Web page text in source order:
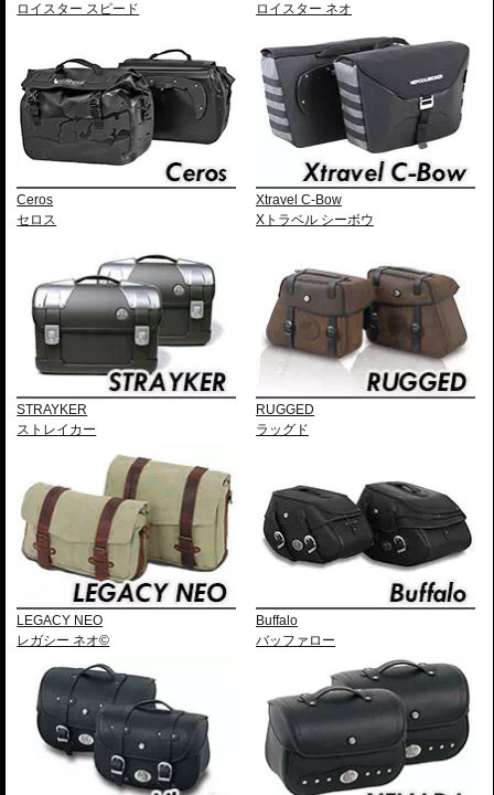
ロイスター スピード
ロイスター ネオ
Ceros
セロス
Xtravel C-Bow
Xトラベル シーボウ
STRAYKER
ストレイカー
RUGGED
ラッグド
LEGACY NEO
レガシー ネオ©
Buffalo
バッファロー